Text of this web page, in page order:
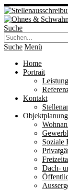
Suche
Suche Menü
Home
Portrait
Kontakt
Objektplanung
Soziale
Dach-